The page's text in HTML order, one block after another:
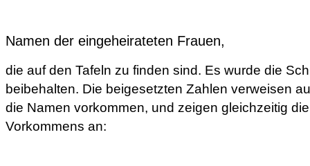
Namen der eingeheirateten Frauen,
die auf den Tafeln zu finden sind. Es wurde die
beibehalten. Die beigesetzten Zahlen verweisen
die Namen vorkommen, und zeigen gleichzeitig
Vorkommens an: